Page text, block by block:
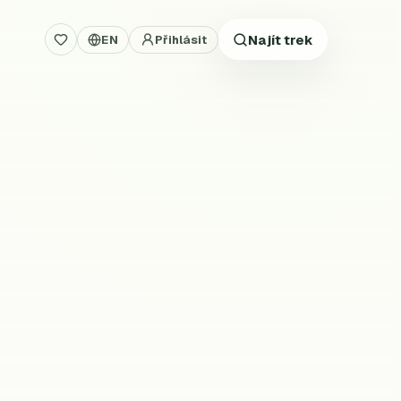
EN Přihlásit Najít trek